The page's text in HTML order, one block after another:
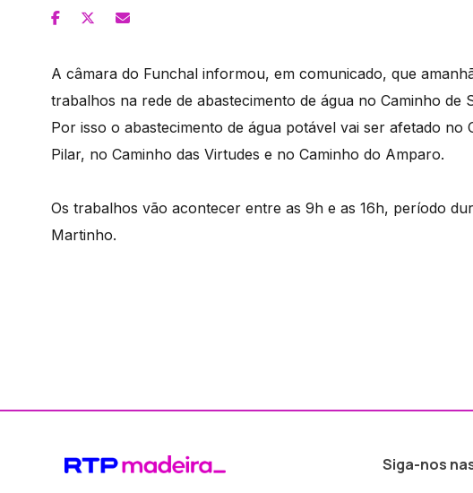
A câmara do Funchal informou, em comunicado, que
trabalhos na rede de abastecimento de água no Caminho de
Por isso o abastecimento de água potável vai ser afetado
Pilar, no Caminho das Virtudes e no Caminho do Amparo.
Os trabalhos vão acontecer entre as 9h e as 16h, período
Martinho.
Siga-nos